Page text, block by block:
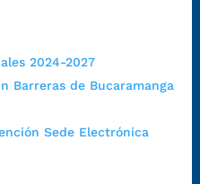
2024-2027
Barreras de Bucaramanga
Sede Electrónica
Datos Personales